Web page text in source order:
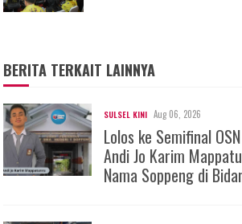
BERITA TERKAIT LAINNYA
SULSEL KINI Aug 06, 2026
Lolos ke Semifinal
Andi Jo Karim
Nama Soppeng di